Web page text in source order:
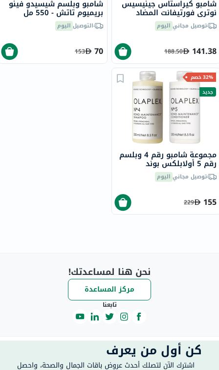
شامبو كيراستاس جينيسيس
نوتري فورتيفانت المضاد
لتساقط الشعر، 250 مل
توصيل مجاني اليوم
141.38
188.50
شامبو وبلسم شيسيدو فينو
بريميوم تاتش - 550 مل
التوصيل اليوم
70
153
32% خصم
جديد
مجموعة شامبو رقم 4 وبلسم
رقم 5 أولابلكس بوند
مينتينانس - 250 مل
توصيل مجاني اليوم
155
229
نحن هنا لمساعدتك!
مركز المساعدة
تابعنا
كن أول من يعرف
اشترك الآن لتصلك أحدث عروض باقات الجمال والصحة، واحصل